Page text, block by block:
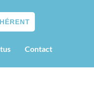
Contact